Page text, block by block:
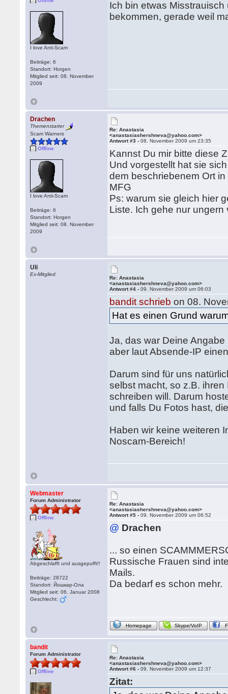
I love Anti-Scam
Beiträge: 6
Standort: Horgen
Mitglied seit: 08. November
2009
Ich bin etwas
bekommen, gerade weil
Drachen
Themenstarter
Scam Warners
Offline
I love Anti-Scam
Beiträge: 6
Standort: Horgen
Mitglied seit: 08. November
2009
Re: Anastasia
<anastasiashershneva@yahoo.com>
Antwort #3 -08. November 2009 um 23:35
Kannst Du mir bitte diese
Und vorgestellt hat sie
dem beschriebenem Ort
MFG
Ps: warum sie gleich hier
Liste. Ich gehe nur
Uli
Ex-Mitglied
Re: Anastasia
<anastasiashershneva@yahoo.com>
Antwort #4 -09. November 2009 um 06:03
bandit schrieb on 08.
Hat es einen Grund
Ja, das war Deine
aber laut Absende-IP
Darum sind für uns
selbst macht, so z.B.
schreiben will. Darum
und falls Du Fotos hast,
Haben wir keine weiteren
Noscam-Bereich!
Webmaster
Forum Administrator
Offline
Abgeschlafft und ausgepufft!!
Beiträge: 28722
Standort: Йошкар-Ола
Mitglied seit: 06. Januar 2008
Geschlecht:
Re: Anastasia
<anastasiashershneva@yahoo.com>
Antwort #5 -09. November 2009 um 06:52
@ Drachen
... so einen
Russische Frauen sind
Mails.
Da bedarf es schon mehr.
Homepage Skype/VoIP
bandit
Forum Administrator
Offline
Re: Anastasia
<anastasiashershneva@yahoo.com>
Antwort #6 -09. November 2009 um 12:37
Zitat: